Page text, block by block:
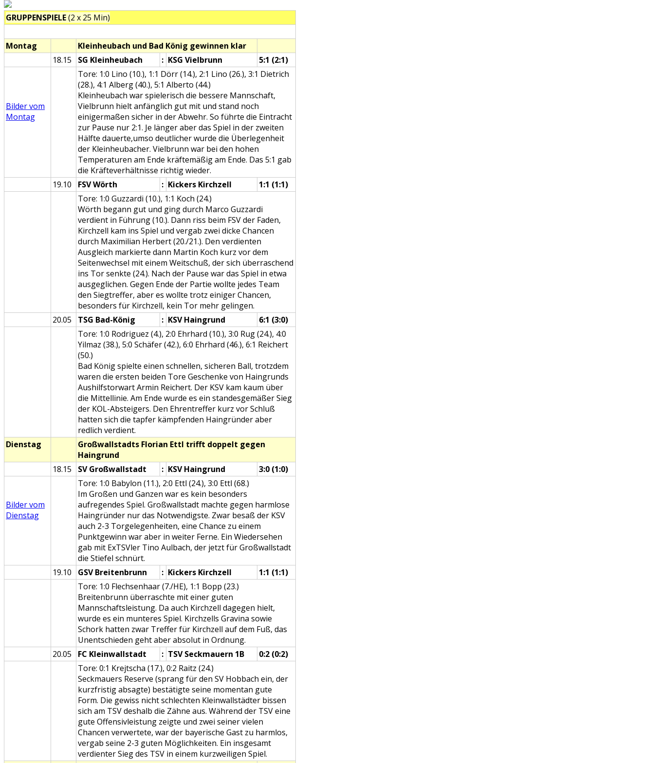
GRUPPENSPIELE(2 x 25 Min)
Montag
Kleinheubach und Bad König gewinnen klar
18.15
SG Kleinheubach : KSG Vielbrunn 5:1 (2:1)
Bilder vom
Montag
Tore: 1:0 Lino (10.), 1:1 Dörr (14.), 2:1 Lino (26.), 3:1 Dietrich
(28.), 4:1 Alberg (40.), 5:1 Alberto (44.)
Kleinheubach war spielerisch die bessere Mannschaft,
Vielbrunn hielt anfänglich gut mit und stand noch
einigermaßen sicher in der Abwehr. So führte die Eintracht
zur Pause nur 2:1. Je länger aber das Spiel in der zweiten
Hälfte dauerte,umso deutlicher wurde die Überlegenheit
der Kleinheubacher. Vielbrunn war bei den hohen
Temperaturen am Ende kräftemäßig am Ende. Das 5:1 gab
die Kräfteverhältnisse richtig wieder.
19.10
FSV Wörth : Kickers Kirchzell
1:1 (1:1)
Tore: 1:0 Guzzardi (10.), 1:1 Koch (24.)
Wörth begann gut und ging durch Marco Guzzardi
verdient in Führung (10.). Dann riss beim FSV der Faden,
Kirchzell kam ins Spiel und vergab zwei dicke Chancen
durch Maximilian Herbert (20./21.). Den verdienten
Ausgleich markierte dann Martin Koch kurz vor dem
Seitenwechsel mit einem Weitschuß, der sich überraschend
ins Tor senkte (24.). Nach der Pause war das Spiel in etwa
ausgeglichen. Gegen Ende der Partie wollte jedes Team
den Siegtreffer, aber es wollte trotz einiger Chancen,
besonders für Kirchzell, kein Tor mehr gelingen.
20.05
TSG Bad-König : KSV Haingrund
6:1 (3:0)
Tore: 1:0 Rodriguez (4.), 2:0 Ehrhard (10.), 3:0 Rug (24.), 4:0
Yilmaz (38.), 5:0 Schäfer (42.), 6:0 Ehrhard (46.), 6:1 Reichert
(50.)
Bad König spielte einen schnellen, sicheren Ball, trotzdem
waren die ersten beiden Tore Geschenke von Haingrunds
Aushilfstorwart Armin Reichert. Der KSV kam kaum über
die Mittellinie. Am Ende wurde es ein standesgemäßer Sieg
der KOL-Absteigers. Den Ehrentreffer kurz vor Schluß
hatten sich die tapfer kämpfenden Haingründer aber
redlich verdient.
Dienstag
Großwallstadts Florian Ettl trifft doppelt gegen
Haingrund
18.15
SV Großwallstadt : KSV Haingrund 3:0 (1:0)
Bilder vom
Dienstag
Tore: 1:0 Babylon (11.), 2:0 Ettl (24.), 3:0 Ettl (68.)
Im Großen und Ganzen war es kein besonders
aufregendes Spiel. Großwallstadt machte gegen harmlose
Haingründer nur das Notwendigste. Zwar besaß der KSV
auch 2-3 Torgelegenheiten, eine Chance zu einem
Punktgewinn war aber in weiter Ferne. Ein Wiedersehen
gab mit ExTSVler Tino Aulbach, der jetzt für Großwallstadt
die Stiefel schnürt.
19.10
GSV Breitenbrunn : Kickers Kirchzell
1:1 (1:1)
Tore: 1:0 Flechsenhaar (7./HE), 1:1 Bopp (23.)
Breitenbrunn überraschte mit einer guten
Mannschaftsleistung. Da auch Kirchzell dagegen hielt,
wurde es ein munteres Spiel. Kirchzells Gravina sowie
Schork hatten zwar Treffer für Kirchzell auf dem Fuß, das
Unentschieden geht aber absolut in Ordnung.
20.05
FC Kleinwallstadt : TSV Seckmauern 1B 0:2 (0:2)
Tore: 0:1 Krejtscha (17.), 0:2 Raitz (24.)
Seckmauers Reserve (sprang für den SV Hobbach ein, der
kurzfristig absagte) bestätigte seine momentan gute
Form. Die gewiss nicht schlechten Kleinwallstädter bissen
sich am TSV deshalb die Zähne aus. Während der TSV eine
gute Offensivleistung zeigte und zwei seiner vielen
Chancen verwertete, war der bayerische Gast zu harmlos,
vergab seine 2-3 guten Möglichkeiten. Ein insgesamt
verdienter Sieg des TSV in einem kurzweiligen Spiel.